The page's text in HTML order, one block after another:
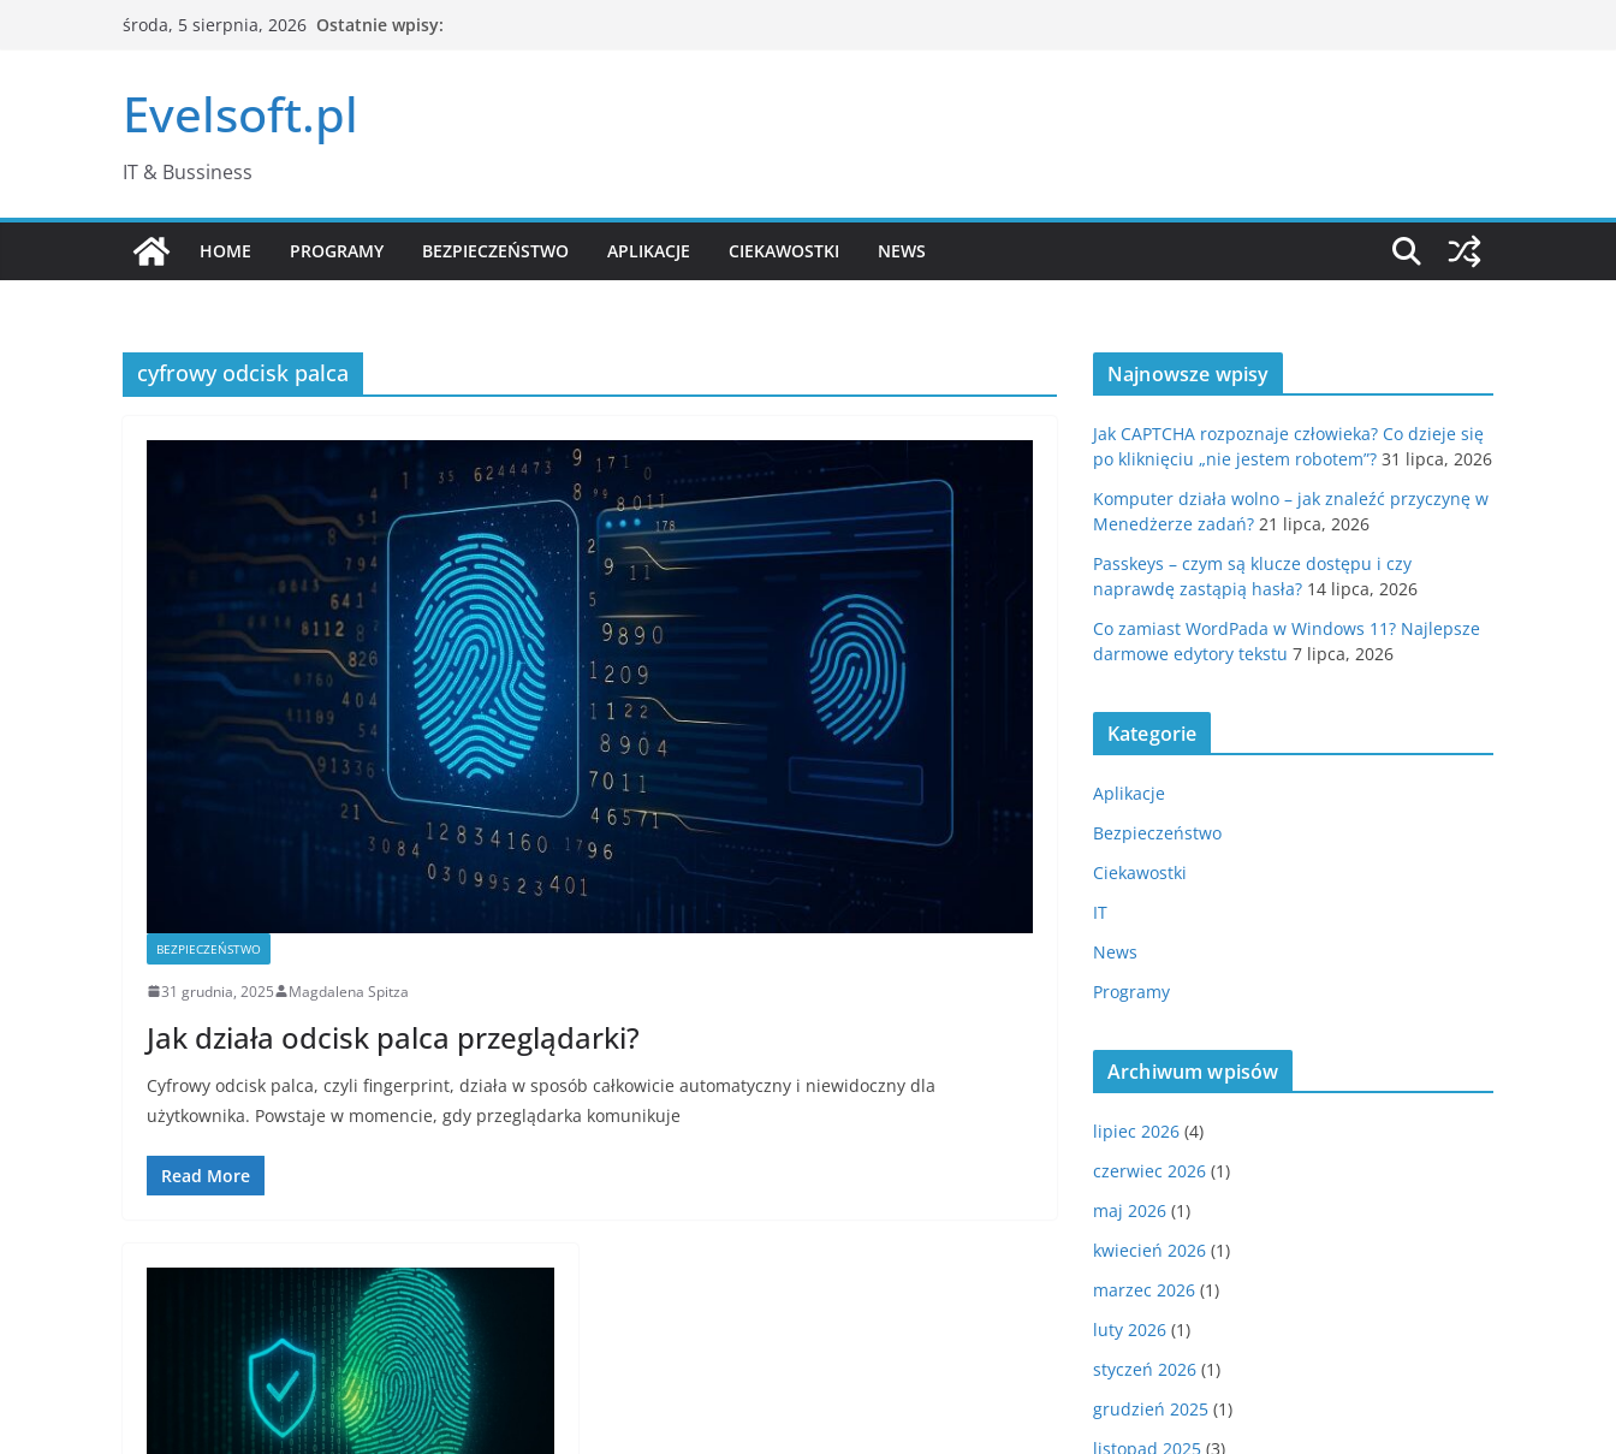
środa, 5 sierpnia, 2026 Ostatnie wpisy:
Evelsoft.pl
IT & Bussiness
HOME PROGRAMY BEZPIECZEŃSTWO APLIKACJE CIEKAWOSTKI NEWS
cyfrowy odcisk palca
BEZPIECZEŃSTWO
31 grudnia, 2025 Magdalena Spitza
Jak działa odcisk palca przeglądarki?
Cyfrowy odcisk palca, czyli fingerprint, działa w sposób całkowicie automatyczny i niewidoczny dla
użytkownika. Powstaje w momencie, gdy przeglądarka komunikuje
Read More
Najnowsze wpisy
Jak CAPTCHA rozpoznaje człowieka? Co dzieje się
po kliknięciu „nie jestem robotem”? 31 lipca, 2026
Komputer działa wolno – jak znaleźć przyczynę w
Menedżerze zadań? 21 lipca, 2026
Passkeys – czym są klucze dostępu i czy
naprawdę zastąpią hasła? 14 lipca, 2026
Co zamiast WordPada w Windows 11? Najlepsze
darmowe edytory tekstu 7 lipca, 2026
Kategorie
Aplikacje
Bezpieczeństwo
Ciekawostki
IT
News
Programy
Archiwum wpisów
lipiec 2026 (4)
czerwiec 2026 (1)
maj 2026 (1)
kwiecień 2026 (1)
marzec 2026 (1)
luty 2026 (1)
styczeń 2026 (1)
grudzień 2025 (1)
listopad 2025 (3)